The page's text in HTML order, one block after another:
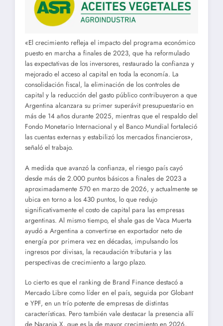
«El crecimiento refleja el impacto del programa económico
puesto en marcha a finales de 2023, que ha reformulado
las expectativas de los inversores, restaurado la confianza y
mejorado el acceso al capital en toda la economía. La
consolidación fiscal, la eliminación de los controles de
capital y la reducción del gasto público contribuyeron a que
Argentina alcanzara su primer superávit presupuestario en
más de 14 años durante 2025, mientras que el respaldo del
Fondo Monetario Internacional y el Banco Mundial fortaleció
las cuentas externas y estabilizó los mercados financieros»,
señaló el trabajo.
A medida que avanzó la confianza, el riesgo país cayó
desde más de 2.000 puntos básicos a finales de 2023 a
aproximadamente 570 en marzo de 2026, y actualmente se
ubica en torno a los 430 puntos, lo que redujo
significativamente el costo de capital para las empresas
argentinas. Al mismo tiempo, el shale gas de Vaca Muerta
ayudó a Argentina a convertirse en exportador neto de
energía por primera vez en décadas, impulsando los
ingresos por divisas, la recaudación tributaria y las
perspectivas de crecimiento a largo plazo.
Lo cierto es que el ranking de Brand Finance destacó a
Mercado Libre como líder en el país, seguida por Globant
e YPF, en un trío potente de empresas de distintas
características. Pero también vale destacar la presencia allí